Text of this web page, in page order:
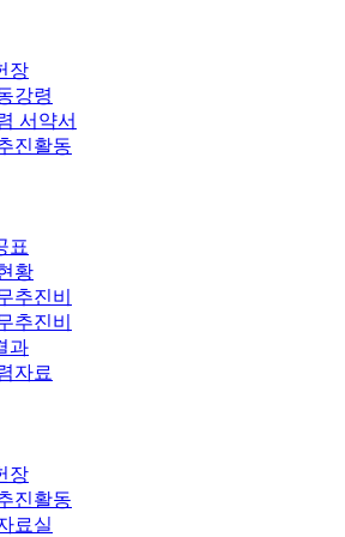
장
강령
서약서
진활동
표
황
추진비
추진비
과
자료
장
진활동
료실